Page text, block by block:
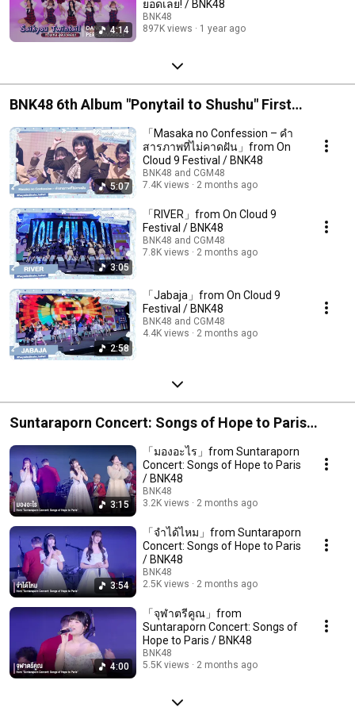
4:14
ยอดเลย! / BNK48
BNK48
897K views
1 year ago
BNK48 6th Album "Ponytail to Shushu" First
Performance @ BNK48 & CGM48: On Cloud 9
Festival (Performance Cut)
5:07
「Masaka no Confession – คำ
สารภาพที่ไม่คาดฝัน」from On
Cloud 9 Festival / BNK48
BNK48 and CGM48
7.4K views
2 months ago
3:05
「RIVER」from On Cloud 9
Festival / BNK48
BNK48 and CGM48
7.8K views
2 months ago
2:58
「Jabaja」from On Cloud 9
Festival / BNK48
BNK48 and CGM48
4.4K views
2 months ago
Suntaraporn Concert: Songs of Hope to Paris
(BNK48 Performance Cut)
3:15
「มองอะไร」from Suntaraporn
Concert: Songs of Hope to Paris
/ BNK48
BNK48
3.2K views
2 months ago
3:54
「จำได้ไหม」from Suntaraporn
Concert: Songs of Hope to Paris
/ BNK48
BNK48
2.5K views
2 months ago
4:00
「จุฬาตรีคูณ」from
Suntaraporn Concert: Songs of
Hope to Paris / BNK48
BNK48
5.5K views
2 months ago